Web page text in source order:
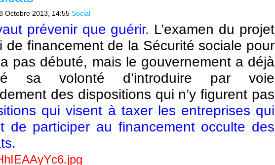
Octobre 2013, 14:55 Social
prévenir que guérir. L’examen du projet
de financement de la Sécurité sociale pour
pas débuté, mais le gouvernement a déjà
sa volonté d’introduire par voie
des dispositions qui n’y figurent pas
qui visent à taxer les entreprises qui
de participer au financement occulte des